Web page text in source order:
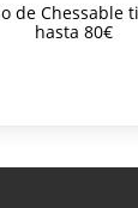
de Chessable
hasta 80€